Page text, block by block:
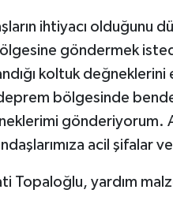
ihtiyacı olduğunu
göndermek
koltuk
bölgesinde
gönderiyorum.
acil şifalar
Topaloğlu, yardım